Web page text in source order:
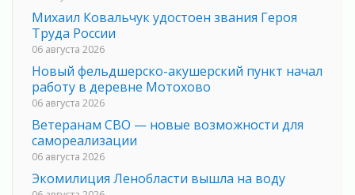
Михаил Ковальчук удостоен звания Героя
Труда России
06 августа 2026
Новый фельдшерско-акушерский пункт начал
работу в деревне Мотохово
06 августа 2026
Ветеранам СВО — новые возможности для
самореализации
06 августа 2026
Экомилиция Ленобласти вышла на воду